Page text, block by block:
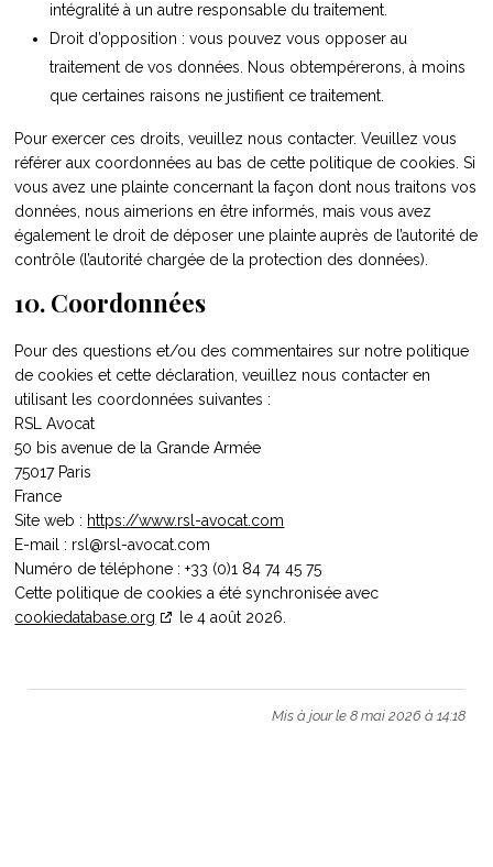
intégralité à un autre responsable du traitement.
Droit d’opposition : vous pouvez vous opposer au
traitement de vos données. Nous obtempérerons, à moins
que certaines raisons ne justifient ce traitement.
Pour exercer ces droits, veuillez nous contacter. Veuillez vous
référer aux coordonnées au bas de cette politique de cookies. Si
vous avez une plainte concernant la façon dont nous traitons vos
données, nous aimerions en être informés, mais vous avez
également le droit de déposer une plainte auprès de l’autorité de
contrôle (l’autorité chargée de la protection des données).
10. Coordonnées
Pour des questions et/ou des commentaires sur notre politique
de cookies et cette déclaration, veuillez nous contacter en
utilisant les coordonnées suivantes :
RSL Avocat
50 bis avenue de la Grande Armée
75017 Paris
France
Site web : https://www.rsl-avocat.com
E-mail : rsl@rsl-avocat.com
Numéro de téléphone : +33 (0)1 84 74 45 75
Cette politique de cookies a été synchronisée avec
cookiedatabase.org
le 4 août 2026.
Mis à jour le 8 mai 2026 à 14:18